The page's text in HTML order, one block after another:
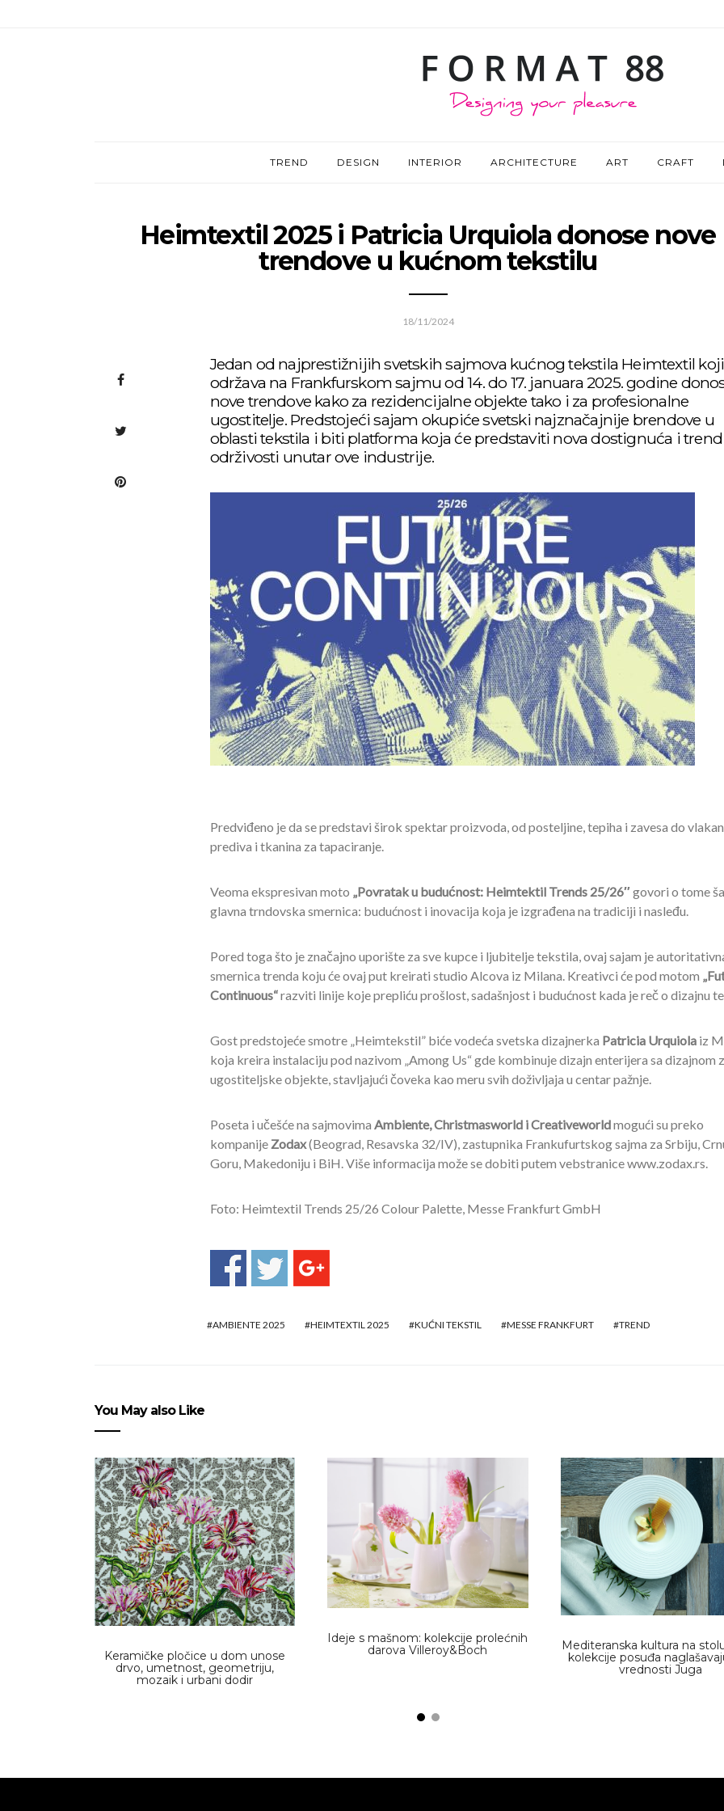
TREND DESIGN INTERIOR ARCHITECTURE ART CRAFT
Heimtextil 2025 i Patricia Urquiola donose nove
trendove u kućnom tekstilu
18/11/2024
Jedan od najprestižnijih svetskih sajmova kućnog tekstila Heimtextil
održava na Frankfurskom sajmu od 14. do 17. januara 2025. godine
nove trendove kako za rezidencijalne objekte tako i za profesionalne
ugostitelje. Predstojeći sajam okupiće svetski najznačajnije brendove u
oblasti tekstila i biti platforma koja će predstaviti nova dostignuća i trend
održivosti unutar ove industrije.
Predviđeno je da se predstavi širok spektar proizvoda, od posteljine, tepiha i zavesa do
prediva i tkanina za tapaciranje.
Veoma ekspresivan moto „Povratak u budućnost: Heimtektil Trends 25/26″govori o tome
glavna trndovska smernica: budućnost i inovacija koja je izgrađena na tradiciji i nasleđu.
Pored toga što je značajno uporište za sve kupce i ljubitelje tekstila, ovaj sajam je
smernica trenda koju će ovaj put kreirati studio Alcova iz Milana. Kreativci će pod motom
Continuous“razviti linije koje prepliću prošlost, sadašnjost i budućnost kada je reč o dizajnu
Gost predstojeće smotre „Heimtekstil” biće vodeća svetska dizajnerka Patricia Urquiolaiz
koja kreira instalaciju pod nazivom „Among Us“ gde kombinuje dizajn enterijera sa dizajnom
ugostiteljske objekte, stavljajući čoveka kao meru svih doživljaja u centar pažnje.
Poseta i učešće na sajmovima Ambiente, Christmasworld i Creativeworldmogući su preko
kompanije Zodax(Beograd, Resavska 32/IV), zastupnika Frankufurtskog sajma za Srbiju,
Goru, Makedoniju i BiH. Više informacija može se dobiti putem vebstranice www.zodax.rs.
Foto: Heimtextil Trends 25/26 Colour Palette, Messe Frankfurt GmbH
AMBIENTE 2025 HEIMTEXTIL 2025 KUĆNI TEKSTIL MESSE FRANKFURT TREND
You May also Like
Keramičke pločice u dom unose
drvo, umetnost, geometriju,
mozaik i urbani dodir
Ideje s mašnom: kolekcije prolećnih
darova Villeroy&Boch
Mediteranska kultura na
kolekcije posuđa
vrednosti Juga